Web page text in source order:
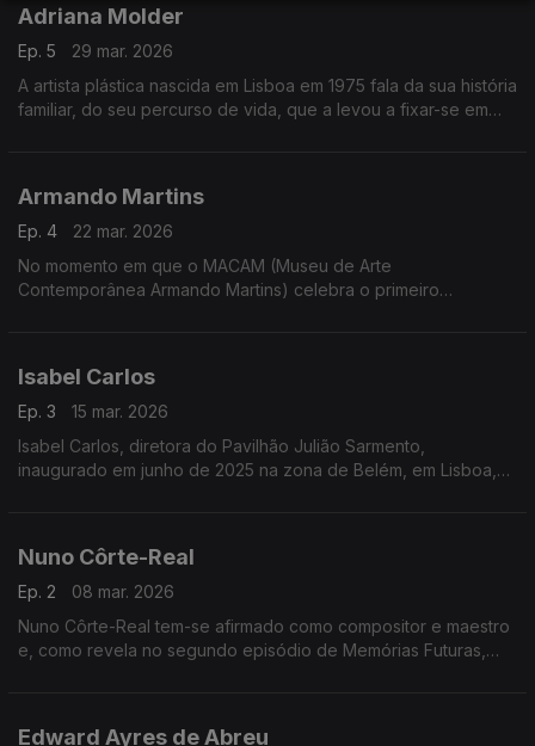
Adriana Molder
Ep. 5
29 mar. 2026
A artista plástica nascida em Lisboa em 1975 fala da sua história
familiar, do seu percurso de vida, que a levou a fixar-se em
Armando Martins
Ep. 4
22 mar. 2026
No momento em que o MACAM (Museu de Arte
Contemporânea Armando Martins) celebra o primeiro
Isabel Carlos
Ep. 3
15 mar. 2026
Isabel Carlos, diretora do Pavilhão Julião Sarmento,
inaugurado em junho de 2025 na zona de Belém, em Lisboa,
Sarmento, que desde junho do ano passado revela, em
Lisboa, a coleção particular e as referências de Julião
Nuno Côrte-Real
Ep. 2
08 mar. 2026
Nuno Côrte-Real tem-se afirmado como compositor e maestro
e, como revela no segundo episódio de Memórias Futuras,
Edward Ayres de Abreu